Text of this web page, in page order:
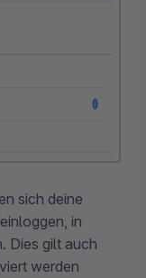
sich deine
in
Dies gilt auch
werden